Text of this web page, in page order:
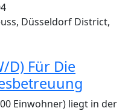
Düsseldorf District,
D) Für Die
Einwohner) liegt in der